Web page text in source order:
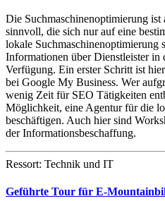
Die Suchmaschinenoptimierung ist
sinnvoll, die sich nur auf eine
lokale Suchmaschinenoptimierung
Informationen über Dienstleister in
Verfügung. Ein erster Schritt ist
bei Google My Business. Wer
wenig Zeit für SEO Tätigkeiten
Möglichkeit, eine Agentur für die
beschäftigen. Auch hier sind
der Informationsbeschaffung.
Ressort: Technik und IT
Geführte Tour für E-